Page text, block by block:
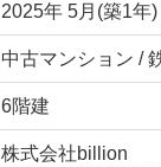
2025年 5月(築1年)
中古マンション /
6階建
株式会社billion